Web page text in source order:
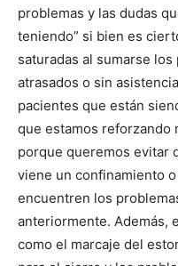
problemas y las dudas
teniendo” si bien es
saturadas al sumarse
atrasados o sin
pacientes que están
que estamos reforzando
porque queremos evitar
viene un confinamiento
encuentren los
anteriormente. Además,
como el marcaje del